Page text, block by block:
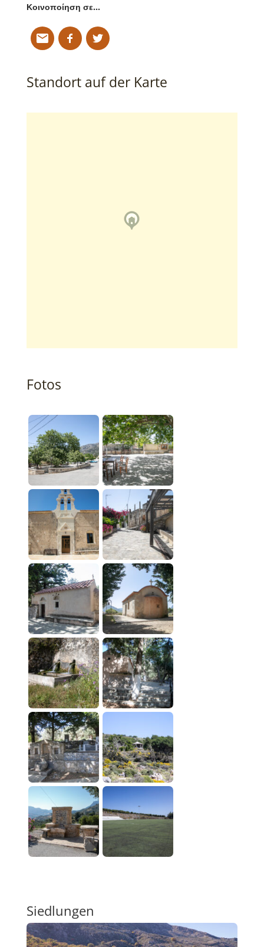
Κοινοποίηση σε…
Standort auf der Karte
Fotos
Siedlungen